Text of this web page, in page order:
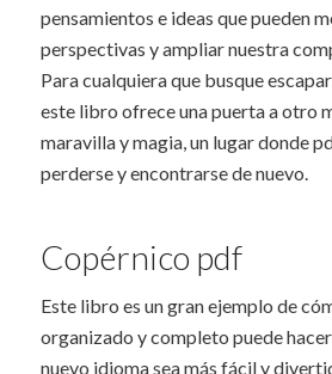
pensamientos e ideas que pueden
perspectivas y ampliar nuestra
Para cualquiera que busque
este libro ofrece una puerta a otro
maravilla y magia, un lugar donde
perderse y encontrarse de nuevo.
Copérnico pdf
Este libro es un gran ejemplo de
organizado y completo puede
nuevo idioma sea más fácil y